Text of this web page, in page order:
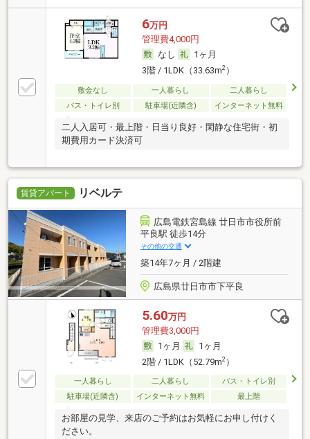
6万円
管理費4,000円
なし
1ヶ月
3階 / 1LDK（33.63m2）
敷金なし 一人暮らし
二人暮らし
バス・トイレ別
駐車場(近隣含) インターネット無料
二人入居可・最上階・日当り良好・閑静な住宅街・初
期費用カード決済可
賃貸アパート リベルテ
広島電鉄宮島線 廿日市市役所前
平良駅 徒歩14分
その他の交通
築14年7ヶ月 / 2階建
広島県廿日市市下平良
5.60万円
管理費3,000円
1ヶ月
1ヶ月
2階 / 1LDK（52.79m2）
一人暮らし 二人暮らし
バス・トイレ別
駐車場(近隣含)
インターネット無料 最上階
お部屋の見学、来店のご予約はお気軽にお申し付けく
ださい。